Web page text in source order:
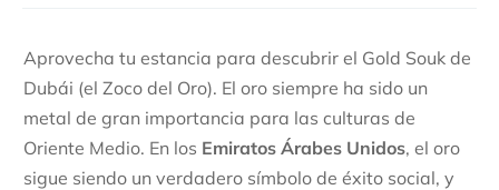
Aprovecha tu estancia para descubrir el Gold Souk de
Dubái (el Zoco del Oro). El oro siempre ha sido un
metal de gran importancia para las culturas de
Oriente Medio. En los Emiratos Árabes Unidos, el oro
sigue siendo un verdadero símbolo de éxito social, y